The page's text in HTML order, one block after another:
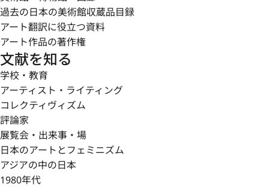
過去の日本の美術館収蔵品目録
アート翻訳に役立つ資料
アート作品の著作権
文献を知る
学校・教育
アーティスト・ライティング
コレクティヴィズム
評論家
展覧会・出来事・場
日本のアートとフェミニズム
アジアの中の日本
1980年代